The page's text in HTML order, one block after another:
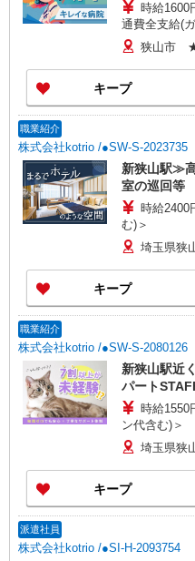
時給
通費全支給(
狭山市
キープ
職業紹介
株式会社kotrio /●SW-S-2023735
新狭山駅≫
室の巡回等
時給2400
む)＞
埼玉県狭
キープ
職業紹介
株式会社kotrio /●SW-S-2080126
新狭山駅近
パート
時給1550
ン代含む)＞
埼玉県狭
キープ
派遣社員
株式会社kotrio /●SI-H-2093754